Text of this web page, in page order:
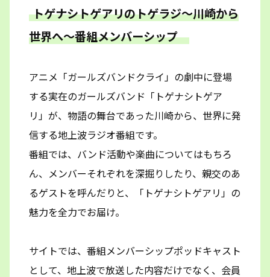
トゲナシトゲアリのトゲラジ～川崎から
世界へ～番組メンバーシップ
アニメ「ガールズバンドクライ」の劇中に登場
する実在のガールズバンド「トゲナシトゲア
リ」が、物語の舞台であった川崎から、世界に発
信する地上波ラジオ番組です。
番組では、バンド活動や楽曲についてはもちろ
ん、メンバーそれぞれを深掘りしたり、親交のあ
るゲストを呼んだりと、「トゲナシトゲアリ」の
魅力を全力でお届け。
サイトでは、番組メンバーシップポッドキャスト
として、地上波で放送した内容だけでなく、会員